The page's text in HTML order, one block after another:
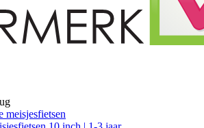
meisjesfietsen